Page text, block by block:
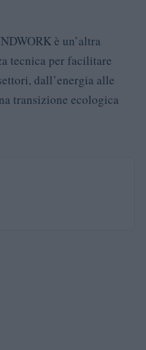
è un’altra
tecnica per facilitare
dall’energia alle
transizione ecologica